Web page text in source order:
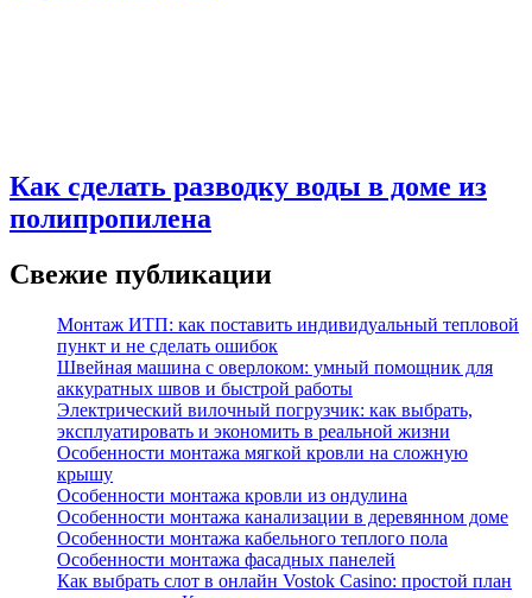
Как сделать разводку воды в доме из
полипропилена
Свежие публикации
Монтаж ИТП: как поставить индивидуальный тепловой
пункт и не сделать ошибок
Швейная машина с оверлоком: умный помощник для
аккуратных швов и быстрой работы
Электрический вилочный погрузчик: как выбрать,
эксплуатировать и экономить в реальной жизни
Особенности монтажа мягкой кровли на сложную
крышу
Особенности монтажа кровли из ондулина
Особенности монтажа канализации в деревянном доме
Особенности монтажа кабельного теплого пола
Особенности монтажа фасадных панелей
Как выбрать слот в онлайн Vostok Casino: простой план